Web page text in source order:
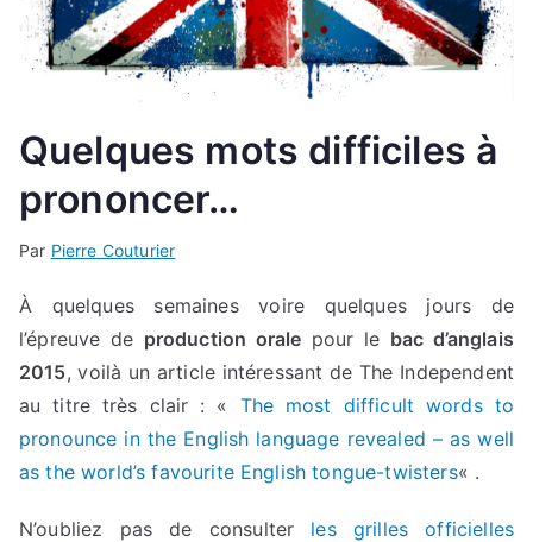
Quelques mots difficiles à
prononcer…
Par Pierre Couturier
À quelques semaines voire quelques jours de
l’épreuve de production orale pour le bac d’anglais
2015, voilà un article intéressant de The Independent
au titre très clair : « The most difficult words to
pronounce in the English language revealed – as well
as the world’s favourite English tongue-twisters« .
N’oubliez pas de consulter les grilles officielles